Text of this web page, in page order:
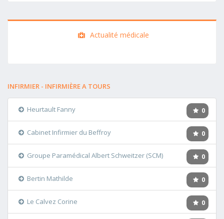
Actualité médicale
INFIRMIER - INFIRMIÈRE A TOURS
0
Heurtault Fanny
0
Cabinet Infirmier du Beffroy
0
Groupe Paramédical Albert Schweitzer (SCM)
0
Bertin Mathilde
0
Le Calvez Corine